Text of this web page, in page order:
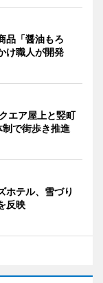
品「醤油もろ
け職人が開発
エア屋上と竪町
で街歩き推進
ホテル、雪づり
反映